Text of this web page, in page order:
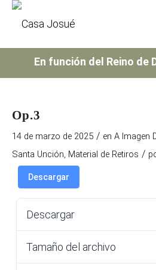
En función del Reino de
Op.3
14 de marzo de 2025 / en A Imagen
Santa Unción, Material de Retiros /
Descargar
Descargar
Tamaño del archivo